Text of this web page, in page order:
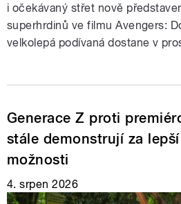
i očekávaný střet nově
superhrdinů ve filmu Avengers:
velkolepá podívaná dostane v
Generace Z proti
stále demonstrují za
možnosti
4. srpen 2026